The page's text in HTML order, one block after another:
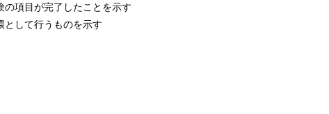
の項目が完了したことを示す
として行うものを示す